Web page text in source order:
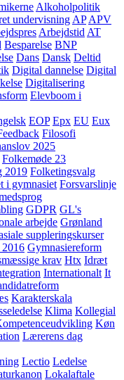
Alkoholpolitik
undervisning AP APV
Arbejdstid AT
Besparelse BNP
Dans Dansk Deltid
Digital dannelse Digital
Digitalisering
Elevboom i
EOP Epx EU Eux
Filosofi
2025
Folkemøde 23
2019 Folketingsvalg
i gymnasiet Forsvarslinje
GDPR GL's
arbejde Grønland
suppleringskurser
Gymnasiereform
krav Htx Idræt
Internationalt It
Karakterskala
Klima Kollegial
Køn
Lærerens dag
Lectio Ledelse
Lokalaftale